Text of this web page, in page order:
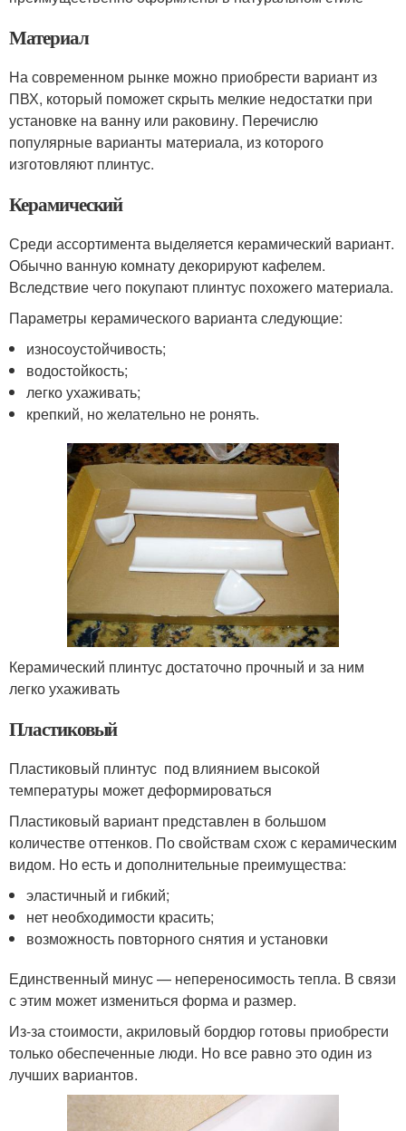
Материал
На современном рынке можно приобрести вариант из
ПВХ, который поможет скрыть мелкие недостатки при
установке на ванну или раковину. Перечислю
популярные варианты материала, из которого
изготовляют плинтус.
Керамический
Среди ассортимента выделяется керамический вариант.
Обычно ванную комнату декорируют кафелем.
Вследствие чего покупают плинтус похожего материала.
Параметры керамического варианта следующие:
износоустойчивость;
водостойкость;
легко ухаживать;
крепкий, но желательно не ронять.
Керамический плинтус достаточно прочный и за ним
легко ухаживать
Пластиковый
Пластиковый плинтус под влиянием высокой
температуры может деформироваться
Пластиковый вариант представлен в большом
количестве оттенков. По свойствам схож с керамическим
видом. Но есть и дополнительные преимущества:
эластичный и гибкий;
нет необходимости красить;
возможность повторного снятия и установки
Единственный минус — непереносимость тепла. В связи
с этим может измениться форма и размер.
Из-за стоимости, акриловый бордюр готовы приобрести
только обеспеченные люди. Но все равно это один из
лучших вариантов.